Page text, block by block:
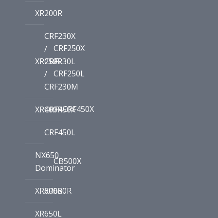
XR200R
XR250R
CRF230X
/
CRF230L
/
CRF230M
CRF250X
/
CRF250L
XR400R
CRF450XCRF450X
CRF450L
NX650
Dominator
CB500X
XR600R
XR650R
XR650L